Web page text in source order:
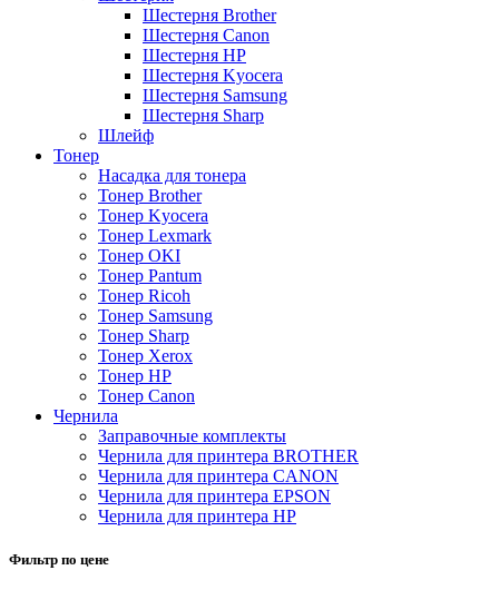
Шестерня Brother
Шестерня Canon
Шестерня HP
Шестерня Kyocera
Шестерня Samsung
Шестерня Sharp
Шлейф
Тонер
Насадка для тонера
Тонер Brother
Тонер Kyocera
Тонер Lexmark
Тонер OKI
Тонер Pantum
Тонер Ricoh
Тонер Samsung
Тонер Sharp
Тонер Xerox
Тонер НР
Тонер Саnon
Чернила
Заправочные комплекты
Чернила для принтера BROTHER
Чернила для принтера CANON
Чернила для принтера EPSON
Чернила для принтера HP
Фильтр по цене